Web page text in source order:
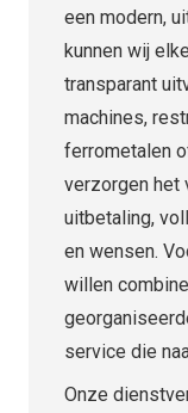
een modern,
kunnen wij
transparant
machines,
ferrometalen
verzorgen het
uitbetaling,
en wensen.
willen
service die
Onze